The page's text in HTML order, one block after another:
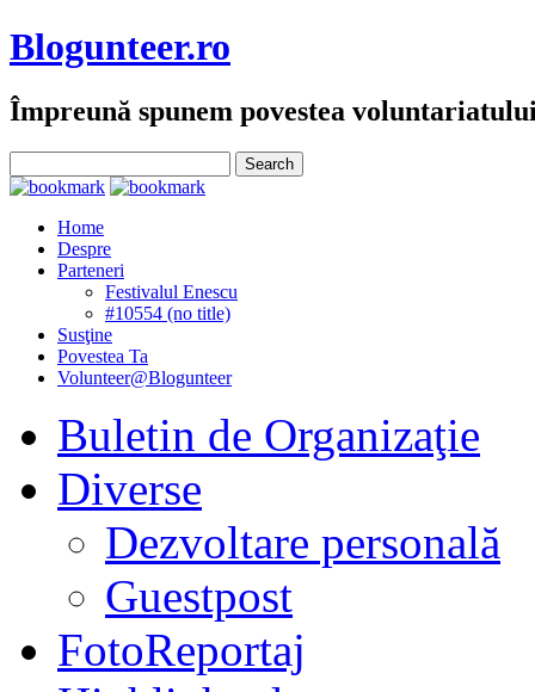
Blogunteer.ro
Împreună spunem povestea
Home
Despre
Parteneri
Festivalul Enescu
#10554 (no title)
Susţine
Povestea Ta
Volunteer@Blogunteer
Buletin de Organizaţie
Diverse
Dezvoltare personală
Guestpost
FotoReportaj